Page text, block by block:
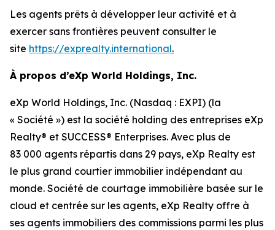
Les agents prêts à développer leur activité et à
exercer sans frontières peuvent consulter le
site https://exprealty.international.
À propos d’eXp World Holdings, Inc.
eXp World Holdings, Inc. (Nasdaq : EXPI) (la
« Société ») est la société holding des entreprises eXp
Realty® et SUCCESS® Enterprises. Avec plus de
83 000 agents répartis dans 29 pays, eXp Realty est
le plus grand courtier immobilier indépendant au
monde. Société de courtage immobilière basée sur le
cloud et centrée sur les agents, eXp Realty offre à
ses agents immobiliers des commissions parmi les plus